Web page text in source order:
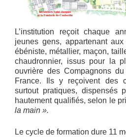
L’institution reçoit chaque
jeunes gens, appartenant
ébéniste, métallier, maçon,
chaudronnier, issus pour la
ouvrière des Compagnons
France. Ils y reçoivent des
surtout pratiques, dispensés
hautement qualifiés, selon le
la main ».
Le cycle de formation dure 11